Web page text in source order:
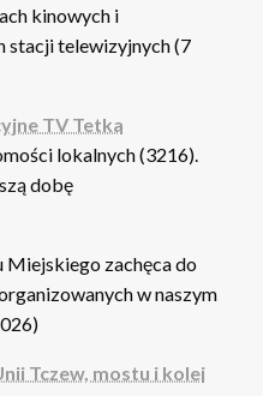
kinowych i
stacji telewizyjnych (7
TV Tetka
lokalnych (3216).
dobę
Miejskiego zachęca do
w naszym
Tczew, mostu i kolei